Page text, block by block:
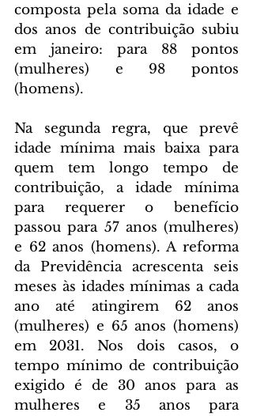
composta pela soma da idade e
dos anos de contribuição subiu
em janeiro: para 88 pontos
(mulheres) e 98 pontos
(homens).
Na segunda regra, que prevê
idade mínima mais baixa para
quem tem longo tempo de
contribuição, a idade mínima
para requerer o benefício
passou para 57 anos (mulheres)
e 62 anos (homens). A reforma
da Previdência acrescenta seis
meses às idades mínimas a cada
ano até atingirem 62 anos
(mulheres) e 65 anos (homens)
em 2031. Nos dois casos, o
tempo mínimo de contribuição
exigido é de 30 anos para as
mulheres e 35 anos para